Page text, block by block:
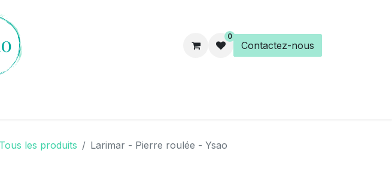
0
Contactez-nous
Tous les produits Larimar - Pierre roulée - Ysao